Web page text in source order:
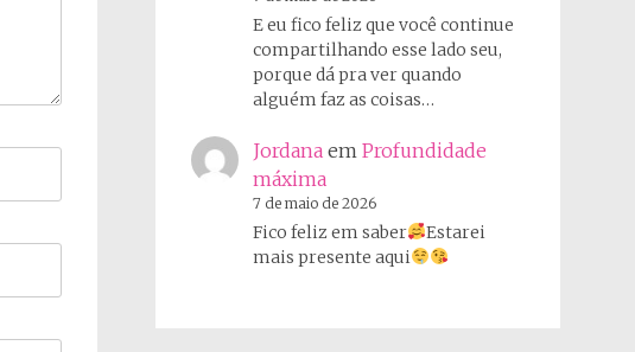
E eu fico feliz que você continue
compartilhando esse lado seu,
porque dá pra ver quando
alguém faz as coisas…
Jordanaem Profundidade
máxima
7 de maio de 2026
Fico feliz em saber
Estarei
mais presente aqui